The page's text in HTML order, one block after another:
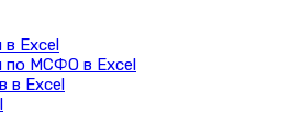
Excel
по МСФО в Excel
в Excel